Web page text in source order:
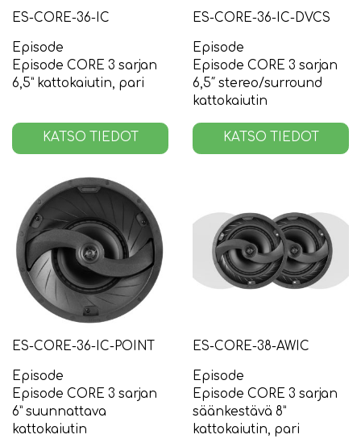
ES-CORE-36-IC
Episode
Episode CORE 3 sarjan
6,5” kattokaiutin, pari
KATSO TIEDOT
ES-CORE-36-IC-DVCS
Episode
Episode CORE 3 sarjan
6,5″ stereo/surround
kattokaiutin
KATSO TIEDOT
ES-CORE-36-IC-POINT
Episode
Episode CORE 3 sarjan
6” suunnattava
kattokaiutin
ES-CORE-38-AWIC
Episode
Episode CORE 3 sarjan
säänkestävä 8”
kattokaiutin, pari